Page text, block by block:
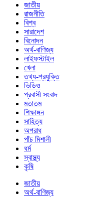
জাতীয়
রাজনীতি
বিশ্ব
সারাদেশ
বিনোদন
অর্থ-বাণিজ্য
লাইফস্টাইল
খেলা
তথ্য-প্রযুক্তি
ভিডিও
প্রবাসী সংবাদ
মতাতম
শিক্ষাঙ্গন
সাহিত্য
অপরাধ
পাঁচ মিশালী
ধর্ম
স্বাস্থ্য
কৃষি
জাতীয়
অর্থ-বাণিজ্য